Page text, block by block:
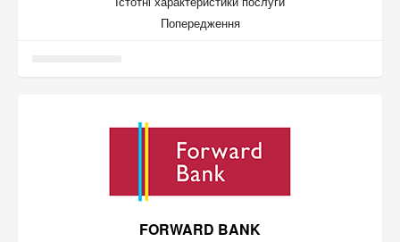
Попередження
FORWARD BANK